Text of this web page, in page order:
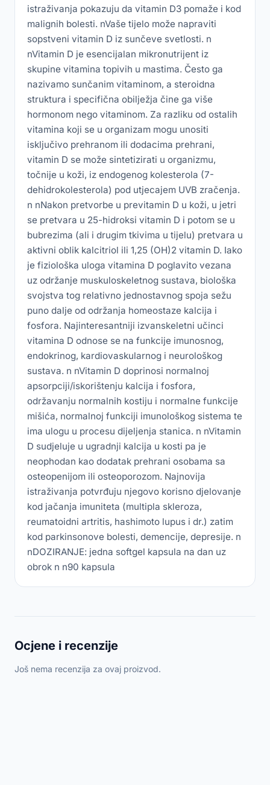
istraživanja pokazuju da vitamin D3 pomaže i kod
malignih bolesti. nVaše tijelo može napraviti
sopstveni vitamin D iz sunčeve svetlosti. n
nVitamin D je esencijalan mikronutrijent iz
skupine vitamina topivih u mastima. Često ga
nazivamo sunčanim vitaminom, a steroidna
struktura i specifična obilježja čine ga više
hormonom nego vitaminom. Za razliku od ostalih
vitamina koji se u organizam mogu unositi
isključivo prehranom ili dodacima prehrani,
vitamin D se može sintetizirati u organizmu,
točnije u koži, iz endogenog kolesterola (7-
dehidrokolesterola) pod utjecajem UVB zračenja.
n nNakon pretvorbe u previtamin D u koži, u jetri
se pretvara u 25-hidroksi vitamin D i potom se u
bubrezima (ali i drugim tkivima u tijelu) pretvara u
aktivni oblik kalcitriol ili 1,25 (OH)2 vitamin D. Iako
je fiziološka uloga vitamina D poglavito vezana
uz održanje muskuloskeletnog sustava, biološka
svojstva tog relativno jednostavnog spoja sežu
puno dalje od održanja homeostaze kalcija i
fosfora. Najinteresantniji izvanskeletni učinci
vitamina D odnose se na funkcije imunosnog,
endokrinog, kardiovaskularnog i neurološkog
sustava. n nVitamin D doprinosi normalnoj
apsorpciji/iskorištenju kalcija i fosfora,
održavanju normalnih kostiju i normalne funkcije
mišića, normalnoj funkciji imunološkog sistema te
ima ulogu u procesu dijeljenja stanica. n nVitamin
D sudjeluje u ugradnji kalcija u kosti pa je
neophodan kao dodatak prehrani osobama sa
osteopenijom ili osteoporozom. Najnovija
istraživanja potvrđuju njegovo korisno djelovanje
kod jačanja imuniteta (multipla skleroza,
reumatoidni artritis, hashimoto lupus i dr.) zatim
kod parkinsonove bolesti, demencije, depresije. n
nDOZIRANJE: jedna softgel kapsula na dan uz
obrok n n90 kapsula
Ocjene i recenzije
Još nema recenzija za ovaj proizvod.